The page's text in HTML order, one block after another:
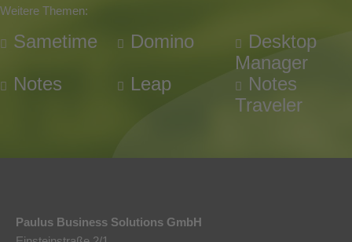
Weitere Themen:
Sametime Domino
Desktop
Manager
Notes
Leap
Notes
Traveler
Paulus Business Solutions GmbH